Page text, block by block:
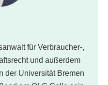
für Verbraucher-,
und außerdem
der Universität Bremen